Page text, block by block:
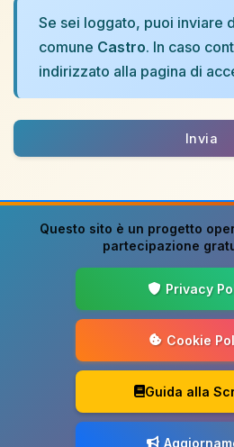
Se sei loggato, puoi inviare
comune Castro. In caso
indirizzato alla pagina di
Invia
Questo sito è un progetto
partecipazione
Privacy
Cookie
Guida alla